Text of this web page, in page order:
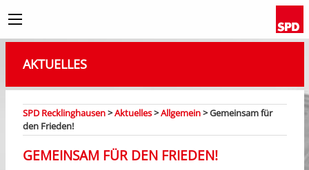
AKTUELLES
SPD Recklinghausen>Aktuelles>Allgemein>Gemeinsam für
den Frieden!
GEMEINSAM FÜR DEN FRIEDEN!